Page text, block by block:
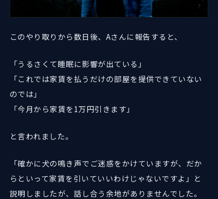
このやり取りから数日後、Aさんに報告すると、
「うるさくて睡眠に影響が出ている」
「これでは家賃を払うだけの部屋を提供できていない
のでは」
「今月から家賃を1万円引きます」
と言われました。
「確かに犬の鳴き声でご迷惑をかけていますが、だか
らといって家賃を引いていいわけじゃないですよ」と
説明しましたが、話し合う余地がありませんでした。